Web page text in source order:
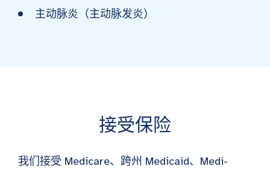
主动脉炎（主动脉发炎）
接受保险
我们接受 Medicare、跨州 Medicaid、Medi-